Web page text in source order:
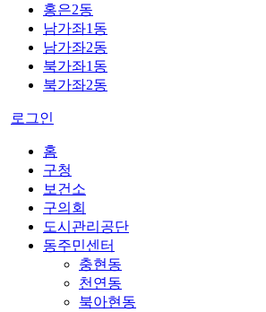
홍은2동
남가좌1동
남가좌2동
북가좌1동
북가좌2동
로그인
홈
구청
보건소
구의회
도시관리공단
동주민센터
충현동
천연동
북아현동